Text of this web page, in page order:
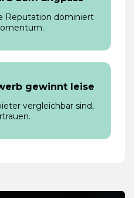
Reputation dominiert
gewinnt leise
vergleichbar sind,